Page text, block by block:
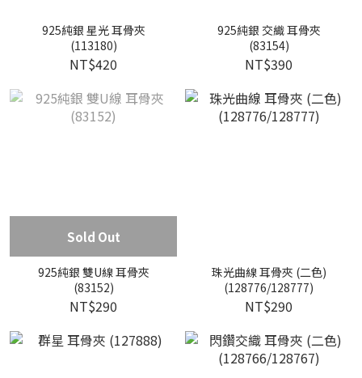
925純銀 星光 耳骨夾
(113180)
NT$420
925純銀 交織 耳骨夾
(83154)
NT$390
Sold Out
925純銀 雙U線 耳骨夾
(83152)
NT$290
珠光曲線 耳骨夾 (二色)
(128776/128777)
NT$290